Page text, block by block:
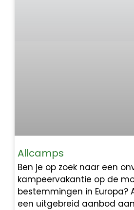
Allcamps
Ben je op zoek naar een
kampeervakantie op de
bestemmingen in Europa?
een uitgebreid aanbod aan